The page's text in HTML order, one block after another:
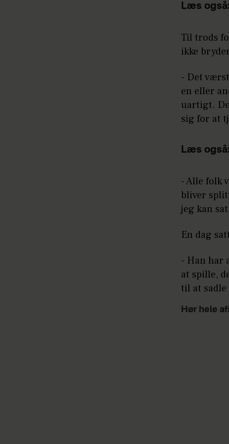
Læs også:
Til trods
ikke
- Det
en eller
uartigt.
sig for at
Læs også:
- Alle folk
bliver
jeg kan
En dag
- Han har
at spille,
til at sadle
Hør hele